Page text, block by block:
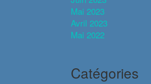
Mai 2023
Avril 2023
Mai 2022
Catégories